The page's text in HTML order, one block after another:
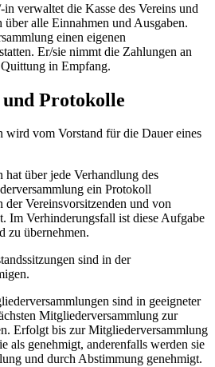
verwaltet die Kasse des Vereins und
alle Einnahmen und Ausgaben.
einen eigenen
Er/sie nimmt die Zahlungen an
in Empfang.
Protokolle
vom Vorstand für die Dauer eines
über jede Verhandlung des
ein Protokoll
der Vereinsvorsitzenden und von
Im Verhinderungsfall ist diese Aufgabe
zu übernehmen.
sind in der
sind in geeigneter
Mitgliederversammlung zur
Erfolgt bis zur Mitgliederversammlung
als genehmigt, anderenfalls werden sie
und durch Abstimmung genehmigt.